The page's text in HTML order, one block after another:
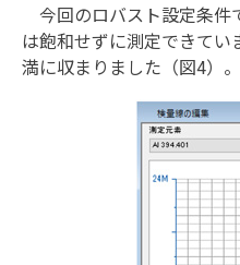
今回のロバスト設定条件
は飽和せずに測定できてい
満に収まりました（図4）。